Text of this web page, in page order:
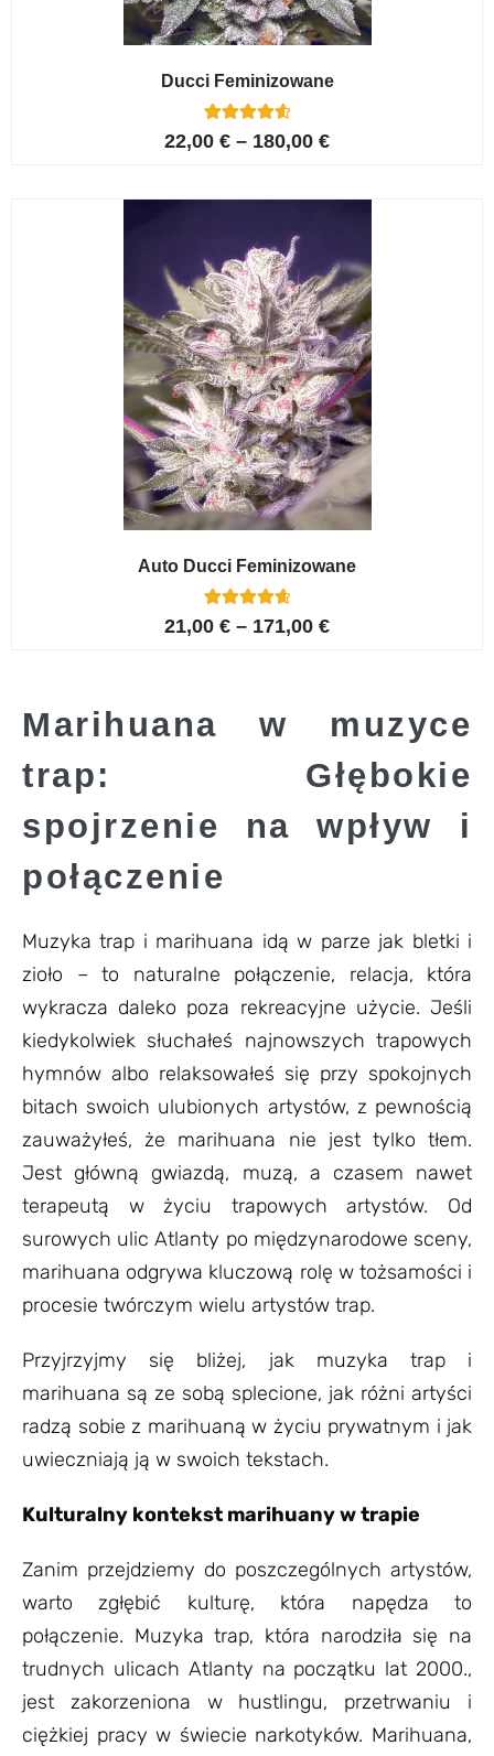
Ducci Feminizowane
Oceniony
4.67
6
ocen
22,00 € – 180,00 €
Auto Ducci Feminizowane
Oceniony
4.75
4
21,00 € – 171,00 €
Marihuana w muzyce
trap: Głębokie
spojrzenie na wpływ i
połączenie
Muzyka trap i marihuana idą w parze jak bletki i
zioło – to naturalne połączenie, relacja, która
wykracza daleko poza rekreacyjne użycie. Jeśli
kiedykolwiek słuchałeś najnowszych trapowych
hymnów albo relaksowałeś się przy spokojnych
bitach swoich ulubionych artystów, z pewnością
zauważyłeś, że marihuana nie jest tylko tłem.
Jest główną gwiazdą, muzą, a czasem nawet
terapeutą w życiu trapowych artystów. Od
surowych ulic Atlanty po międzynarodowe sceny,
marihuana odgrywa kluczową rolę w tożsamości i
procesie twórczym wielu artystów trap.
Przyjrzyjmy się bliżej, jak muzyka trap i
marihuana są ze sobą splecione, jak różni artyści
radzą sobie z marihuaną w życiu prywatnym i jak
uwieczniają ją w swoich tekstach.
Kulturalny kontekst marihuany w trapie
Zanim przejdziemy do poszczególnych artystów,
warto zgłębić kulturę, która napędza to
połączenie. Muzyka trap, która narodziła się na
trudnych ulicach Atlanty na początku lat 2000.,
jest zakorzeniona w hustlingu, przetrwaniu i
ciężkiej pracy w świecie narkotyków. Marihuana,